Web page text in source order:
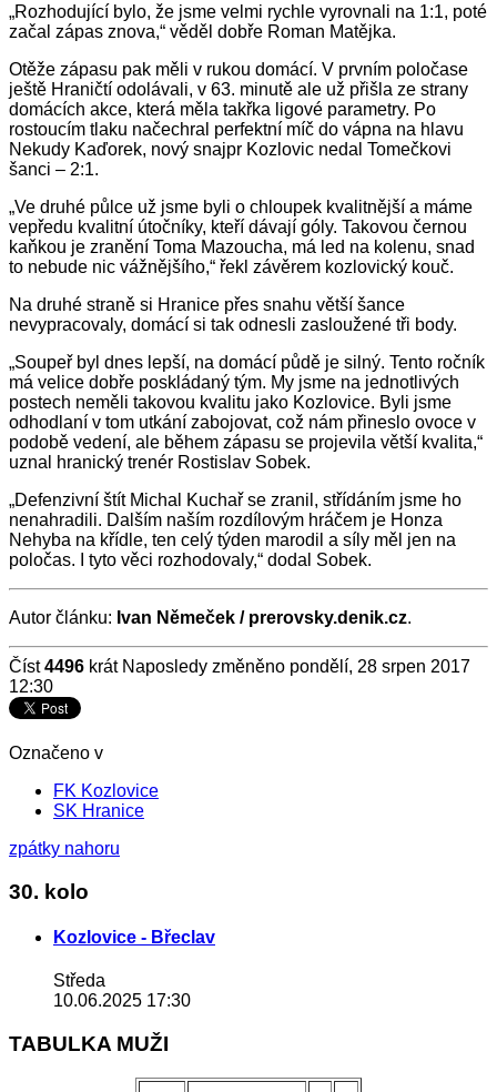
„Rozhodující bylo, že jsme velmi rychle vyrovnali na 1:1, poté
začal zápas znova,“ věděl dobře Roman Matějka.
Otěže zápasu pak měli v rukou domácí. V prvním poločase
ještě Hraničtí odolávali, v 63. minutě ale už přišla ze strany
domácích akce, která měla takřka ligové parametry. Po
rostoucím tlaku načechral perfektní míč do vápna na hlavu
Nekudy Kaďorek, nový snajpr Kozlovic nedal Tomečkovi
šanci – 2:1.
„Ve druhé půlce už jsme byli o chloupek kvalitnější a máme
vepředu kvalitní útočníky, kteří dávají góly. Takovou černou
kaňkou je zranění Toma Mazoucha, má led na kolenu, snad
to nebude nic vážnějšího,“ řekl závěrem kozlovický kouč.
Na druhé straně si Hranice přes snahu větší šance
nevypracovaly, domácí si tak odnesli zasloužené tři body.
„Soupeř byl dnes lepší, na domácí půdě je silný. Tento ročník
má velice dobře poskládaný tým. My jsme na jednotlivých
postech neměli takovou kvalitu jako Kozlovice. Byli jsme
odhodlaní v tom utkání zabojovat, což nám přineslo ovoce v
podobě vedení, ale během zápasu se projevila větší kvalita,“
uznal hranický trenér Rostislav Sobek.
„Defenzivní štít Michal Kuchař se zranil, střídáním jsme ho
nenahradili. Dalším naším rozdílovým hráčem je Honza
Nehyba na křídle, ten celý týden marodil a síly měl jen na
poločas. I tyto věci rozhodovaly,“ dodal Sobek.
Autor článku: Ivan Němeček / prerovsky.denik.cz.
Číst4496 krát Naposledy změněno pondělí, 28 srpen 2017
12:30
Označeno v
FK Kozlovice
SK Hranice
zpátky nahoru
30. kolo
Kozlovice - Břeclav
Středa
10.06.2025 17:30
TABULKA MUŽI